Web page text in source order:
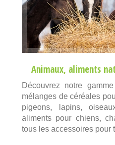
Animaux, aliments
Découvrez notre
mélanges de céréales
pigeons, lapins,
aliments pour chiens,
tous les accessoires pour